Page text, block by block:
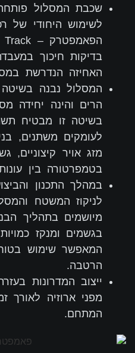
שכבת המסלול
לשימוש היחודי של
בדיקות חיכוך
האחיזה הנדרשת
המסלול נבנה בשיטה
הרים והינה יחידה
בשיטה זו מבטיח
לעומקים משתנים,
מזג אויר קיצוניים,
בטמפרטורה בין
במהלך התכנון
לניקוז המשטח
מיושמים בתהליך
בגשמים ומנקז
המאפשר שימוש
הרטבה.
ייצוב המדרונות
מפני ארוזיה לאורך
המתחם.